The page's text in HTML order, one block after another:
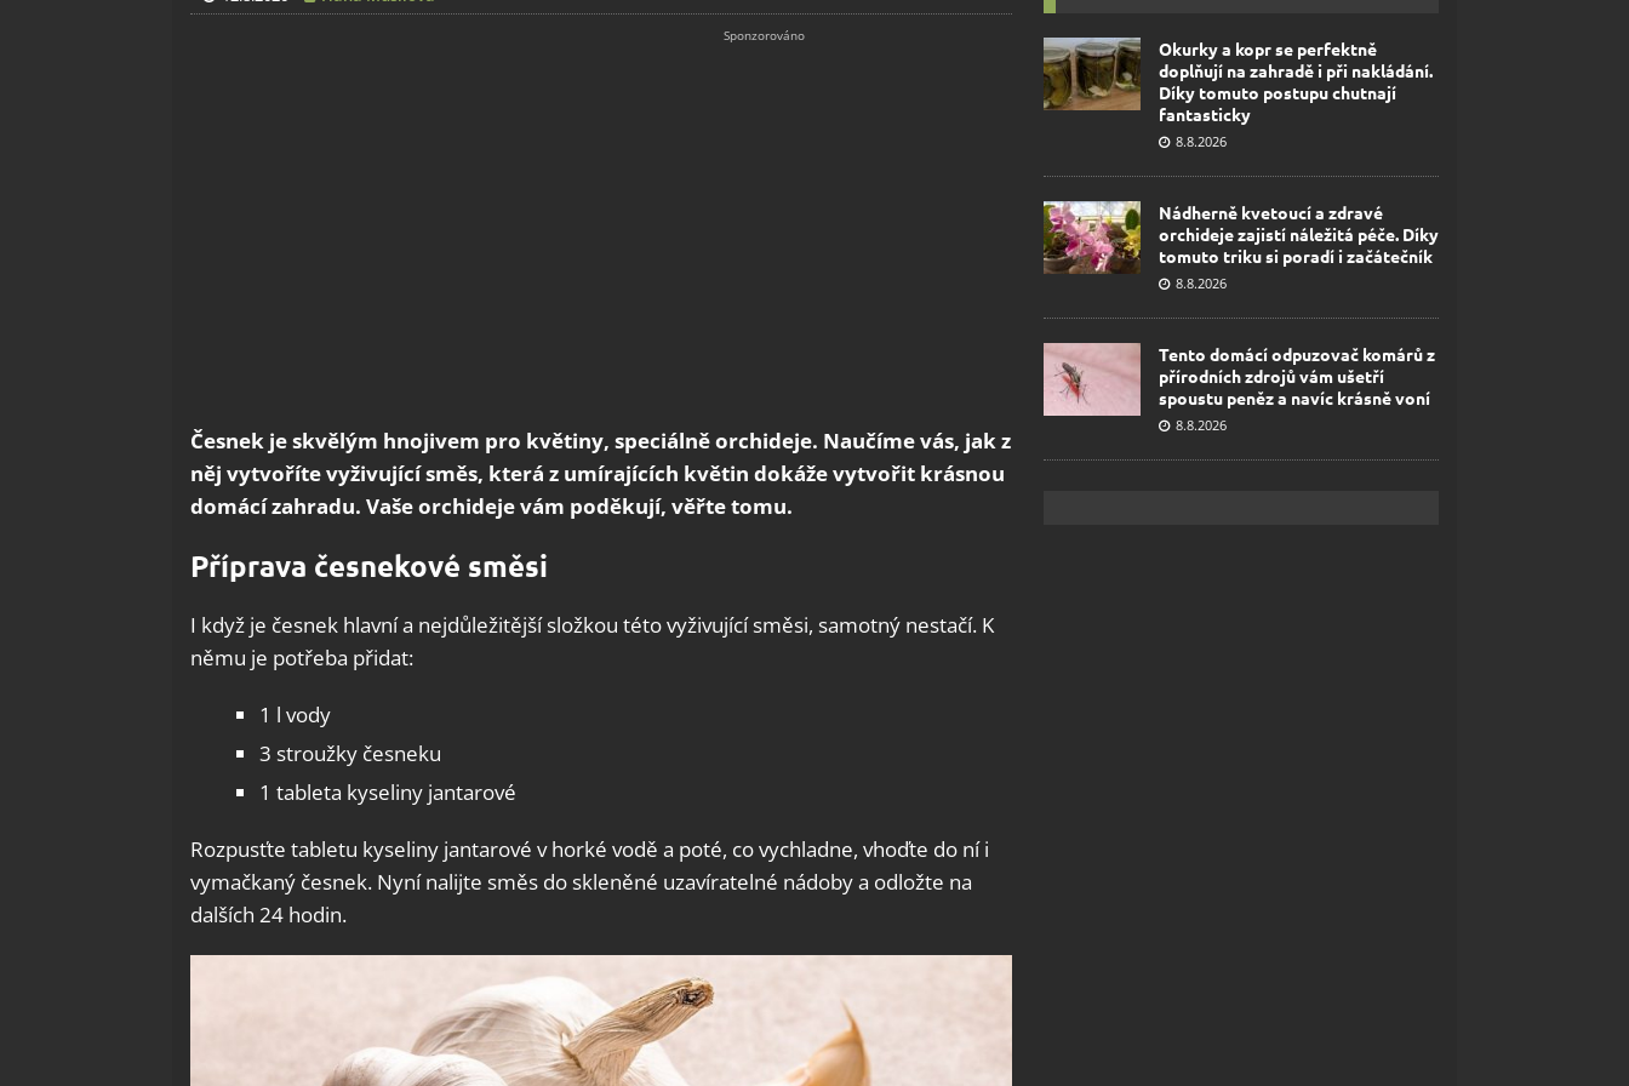
Česnek je skvělým hnojivem pro květiny, speciálně orchideje. Naučíme vás, jak z
něj vytvoříte vyživující směs, která z umírajících květin dokáže vytvořit krásnou
domácí zahradu. Vaše orchideje vám poděkují, věřte tomu.
Příprava česnekové směsi
I když je česnek hlavní a nejdůležitější složkou této vyživující směsi, samotný nestačí. K
němu je potřeba přidat:
1 l vody
3 stroužky česneku
1 tableta kyseliny jantarové
Rozpusťte tabletu kyseliny jantarové v horké vodě a poté, co vychladne, vhoďte do ní i
vymačkaný česnek. Nyní nalijte směs do skleněné uzavíratelné nádoby a odložte na
dalších 24 hodin.
Okurky a kopr se perfektně
doplňují na zahradě i při nakládání.
Díky tomuto postupu chutnají
fantasticky
8.8.2026
Nádherně kvetoucí a zdravé
orchideje zajistí náležitá péče. Díky
tomuto triku si poradí i začátečník
8.8.2026
Tento domácí odpuzovač komárů z
přírodních zdrojů vám ušetří
spoustu peněz a navíc krásně voní
8.8.2026